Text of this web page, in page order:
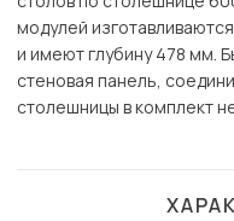
модулей
и имеют глубину 478 мм.
стеновая панель,
столешницы в комплект